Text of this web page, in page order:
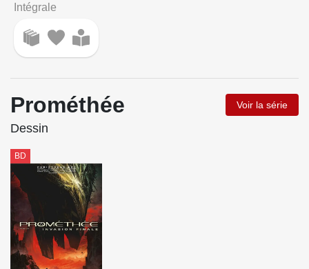
Intégrale
Prométhée Voir la série
Dessin
BD